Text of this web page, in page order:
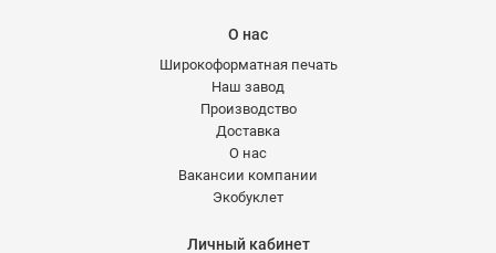
О нас
Широкоформатная печать
Наш завод
Производство
Доставка
О нас
Вакансии компании
Экобуклет
Личный кабинет